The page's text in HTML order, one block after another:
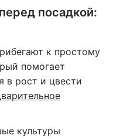
посадкой:
к простому
помогает
в рост и цвести
культуры